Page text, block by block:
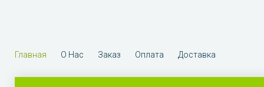
Главная О Нас Заказ Оплата Доставка